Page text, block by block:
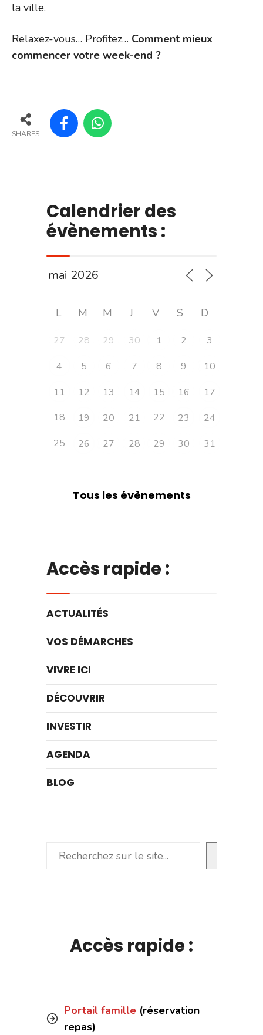
la ville.
Relaxez-vous… Profitez… Comment mieux
commencer votre week-end ?
SHARES
Calendrier des
évènements :
L M M J V S D
27 28 29 30 1 2
3
4
5 6 7 8 9
10
11
12 13 14 15 16
17
18
19 20 21 22 23
24
25
26 27 28 29 30 31
Tous les évènements
Accès rapide :
ACTUALITÉS
VOS DÉMARCHES
VIVRE ICI
DÉCOUVRIR
INVESTIR
AGENDA
BLOG
Rechercher
Accès rapide :
Portail famille (réservation
repas)